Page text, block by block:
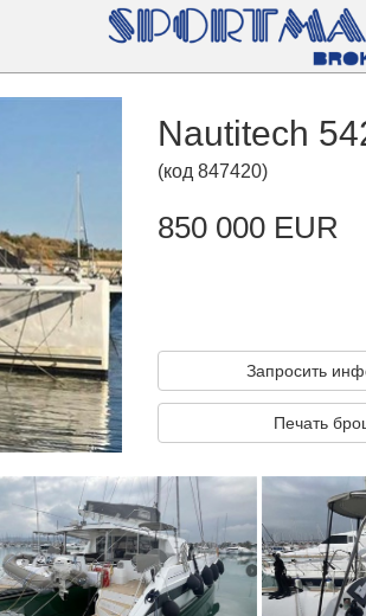
Nautitech
(код 847420)
850 000 EUR
Запросить
Печать